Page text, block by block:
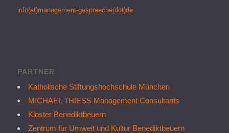
info(at)management-gespraeche(dot)de
PARTNER
Katholische Stiftungshochschule München
MICHAEL THIESS Management Consultants
Kloster Benediktbeuern
Zentrum für Umwelt und Kultur Benediktbeuern